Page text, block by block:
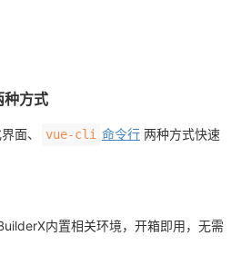
方式
面、 vue-cli 命令行 两种方式快速
内置相关环境，开箱即用，无需